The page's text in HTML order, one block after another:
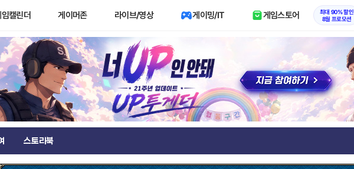
캘린더 게이머존 라이브/영상 게이밍/IT 게임스토어
최대 90% 할인
8월 프로모션
스토리북